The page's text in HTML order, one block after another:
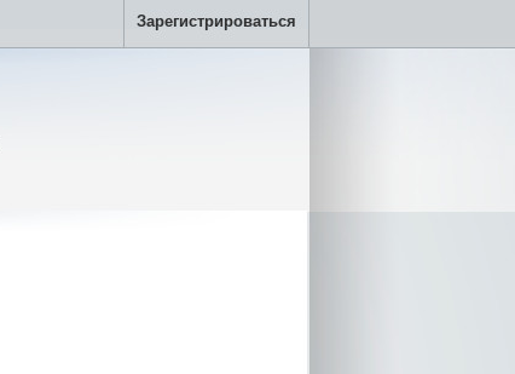
Зарегистрироваться